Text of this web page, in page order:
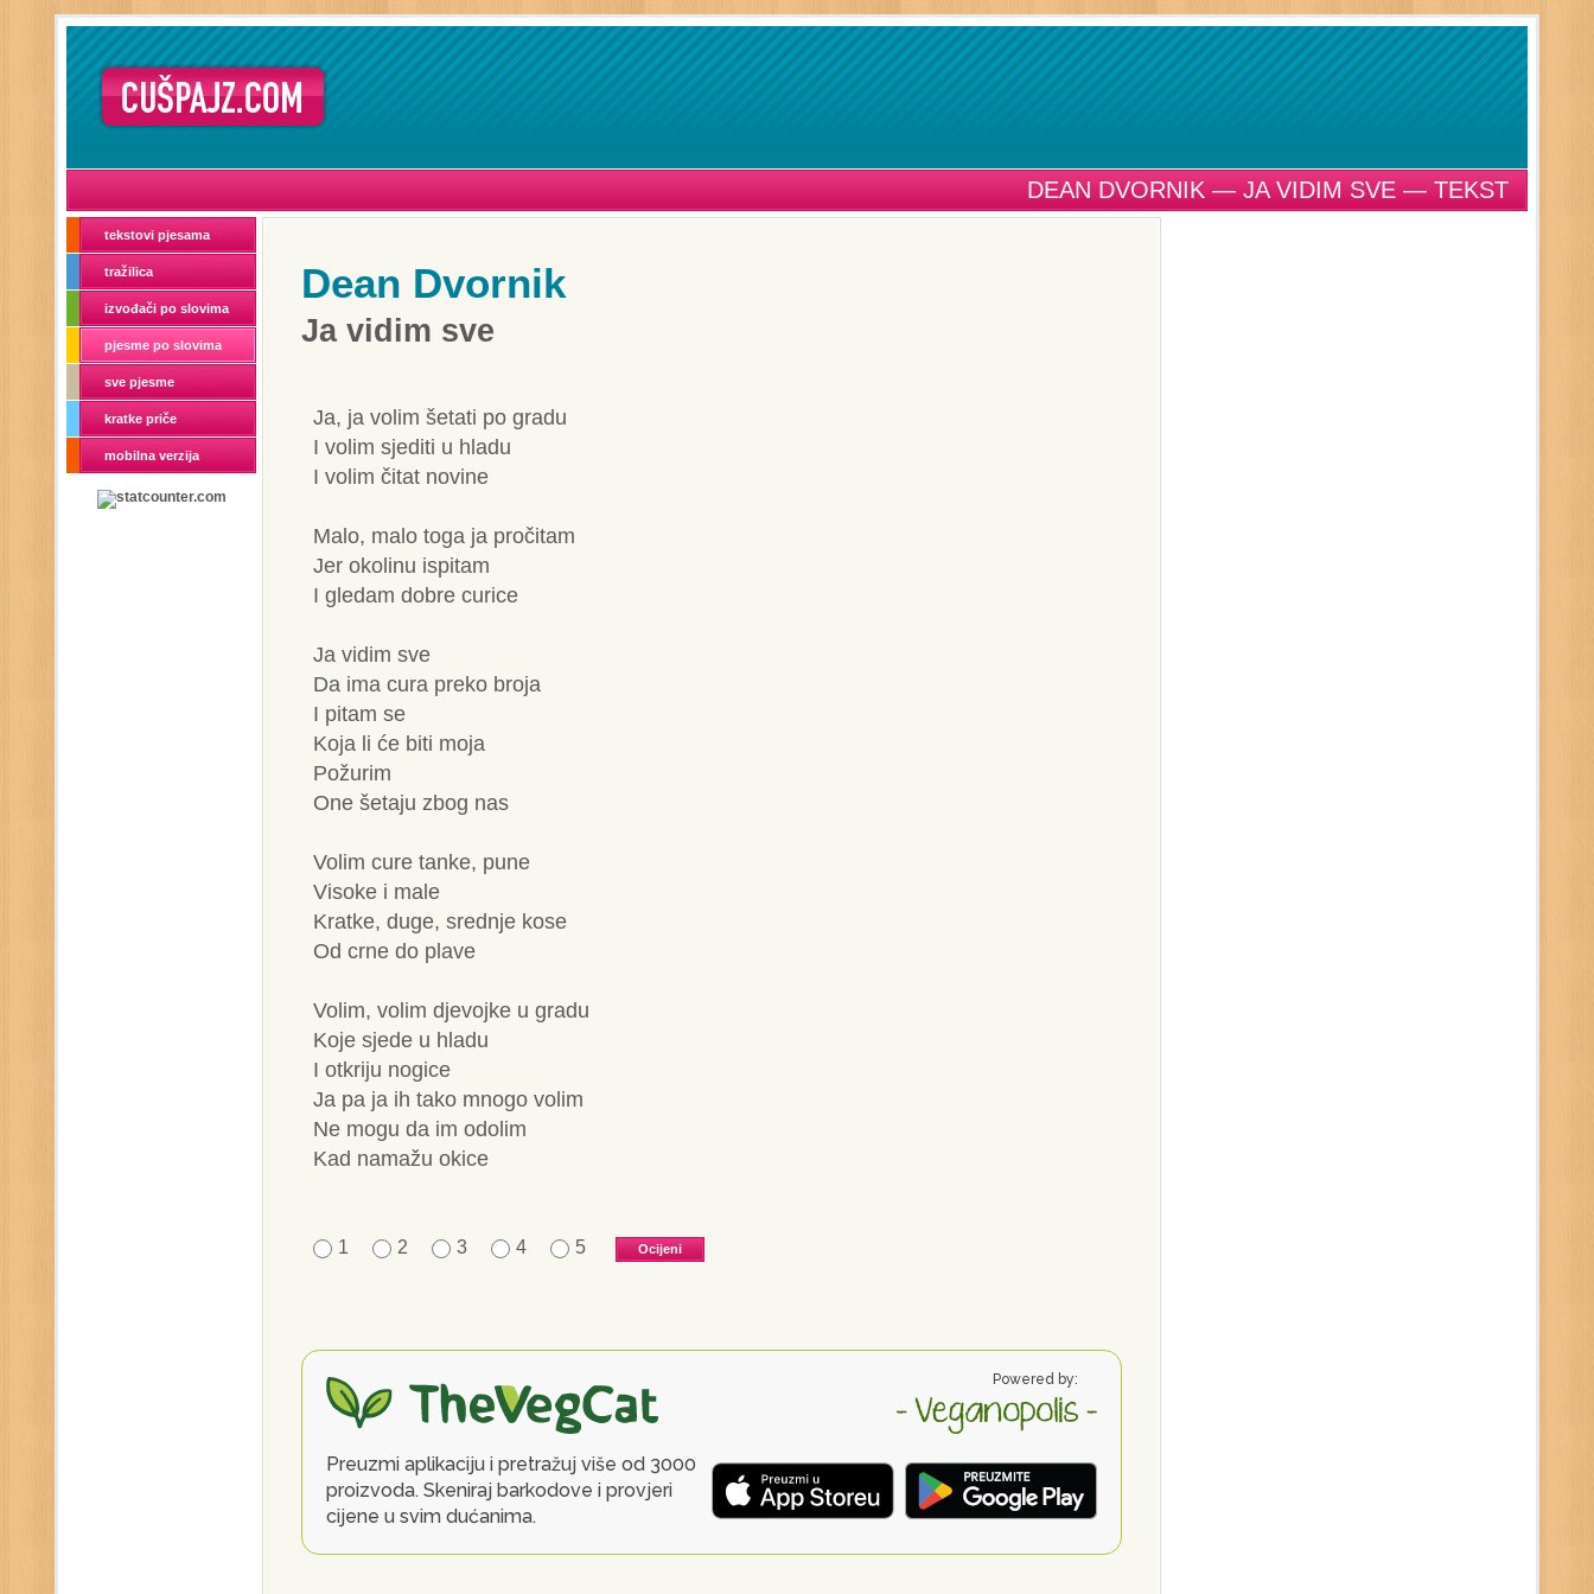
DEAN DVORNIK — JA VIDIM SVE — TEKST
tekstovi pjesama
tražilica
izvođači po slovima
pjesme po slovima
sve pjesme
kratke priče
mobilna verzija
Dean Dvornik
Ja vidim sve
Ja, ja volim šetati po gradu
I volim sjediti u hladu
I volim čitat novine
Malo, malo toga ja pročitam
Jer okolinu ispitam
I gledam dobre curice
Ja vidim sve
Da ima cura preko broja
I pitam se
Koja li će biti moja
Požurim
One šetaju zbog nas
Volim cure tanke, pune
Visoke i male
Kratke, duge, srednje kose
Od crne do plave
Volim, volim djevojke u gradu
Koje sjede u hladu
I otkriju nogice
Ja pa ja ih tako mnogo volim
Ne mogu da im odolim
Kad namažu okice
1 2 3 4 5